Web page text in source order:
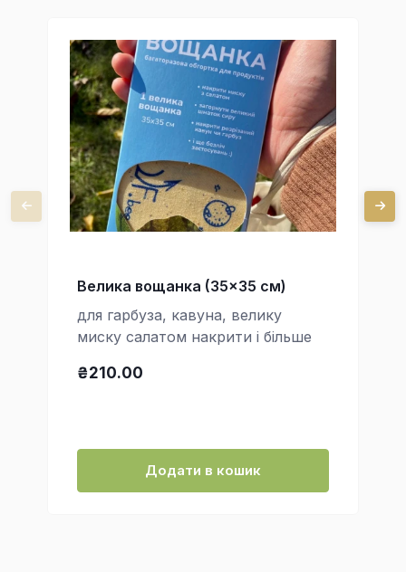
Велика вощанка (35x35 см)
для гарбуза, кавуна, велику
миску салатом накрити і більше
₴210.00
Додати в кошик